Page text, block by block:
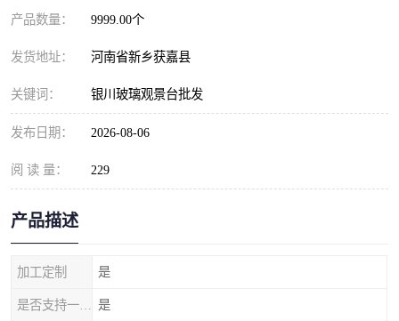
产品数量： 9999.00个
发货地址： 河南省新乡获嘉县
关键词： 银川玻璃观景台批发
发布日期： 2026-08-06
阅 读 量： 229
产品描述
加工定制 是
是